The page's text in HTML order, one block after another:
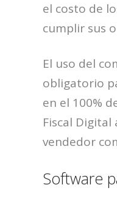
el costo de
cumplir sus
El uso del
obligatorio
en el 100%
Fiscal
vendedor
Software